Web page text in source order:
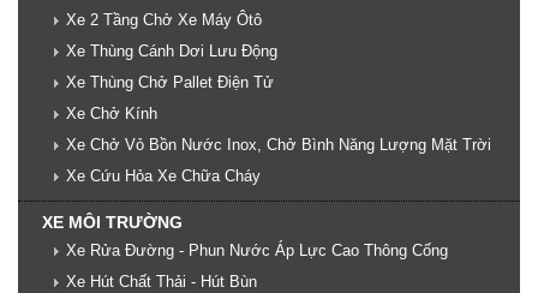
Xe 2 Tầng Chở Xe Máy Ôtô
Xe Thùng Cánh Dơi Lưu Động
Xe Thùng Chở Pallet Điện Tử
Xe Chở Kính
Xe Chở Vỏ Bồn Nước Inox, Chở Bình Năng Lượng Mặt Trời
Xe Cứu Hỏa Xe Chữa Cháy
XE MÔI TRƯỜNG
Xe Rửa Đường - Phun Nước Áp Lực Cao Thông Cống
Xe Hút Chất Thải - Hút Bùn